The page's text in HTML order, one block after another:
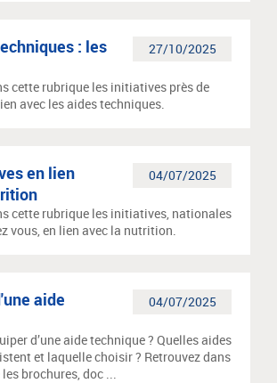
27/10/2025
: les
cette rubrique les initiatives près de
avec les aides techniques.
04/07/2025
en lien
cette rubrique les initiatives, nationales
vous, en lien avec la nutrition.
04/07/2025
aide
d’une aide technique ? Quelles aides
et laquelle choisir ? Retrouvez dans
brochures, doc ...